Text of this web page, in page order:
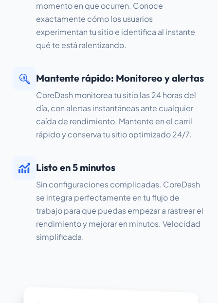
momento en que ocurren. Conoce
exactamente cómo los usuarios
experimentan tu sitio e identifica al instante
qué te está ralentizando.
Mantente rápido: Monitoreo y alertas
CoreDash monitorea tu sitio las 24 horas del
día, con alertas instantáneas ante cualquier
caída de rendimiento. Mantente en el carril
rápido y conserva tu sitio optimizado 24/7.
Listo en 5 minutos
Sin configuraciones complicadas. CoreDash
se integra perfectamente en tu flujo de
trabajo para que puedas empezar a rastrear el
rendimiento y mejorar en minutos. Velocidad
simplificada.